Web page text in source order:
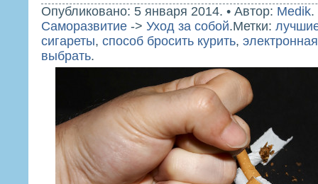
Опубликовано: 5 января 2014. • Автор: Medik.
Саморазвитие -> Уход за собой.Метки:
сигареты, способ бросить курить,
выбрать.